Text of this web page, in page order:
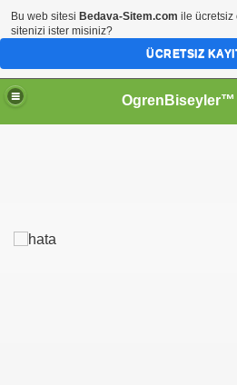
Bu web sitesi Bedava-Sitem.com ile ücretsiz
sitenizi ister misiniz?
ÜCRETSIZ